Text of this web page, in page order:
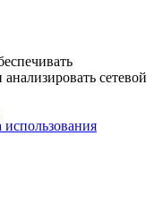
сетевой